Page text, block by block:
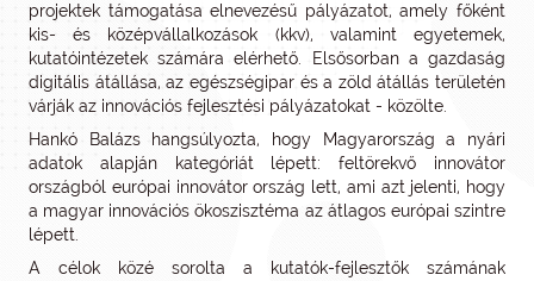
projektek támogatása elnevezésű pályázatot, amely főként
kis- és középvállalkozások (kkv), valamint egyetemek,
kutatóintézetek számára elérhető. Elsősorban a gazdaság
digitális átállása, az egészségipar és a zöld átállás területén
várják az innovációs fejlesztési pályázatokat - közölte.
Hankó Balázs hangsúlyozta, hogy Magyarország a nyári
adatok alapján kategóriát lépett: feltörekvő innovátor
országból európai innovátor ország lett, ami azt jelenti, hogy
a magyar innovációs ökoszisztéma az átlagos európai szintre
lépett.
A célok közé sorolta a kutatók-fejlesztők számának